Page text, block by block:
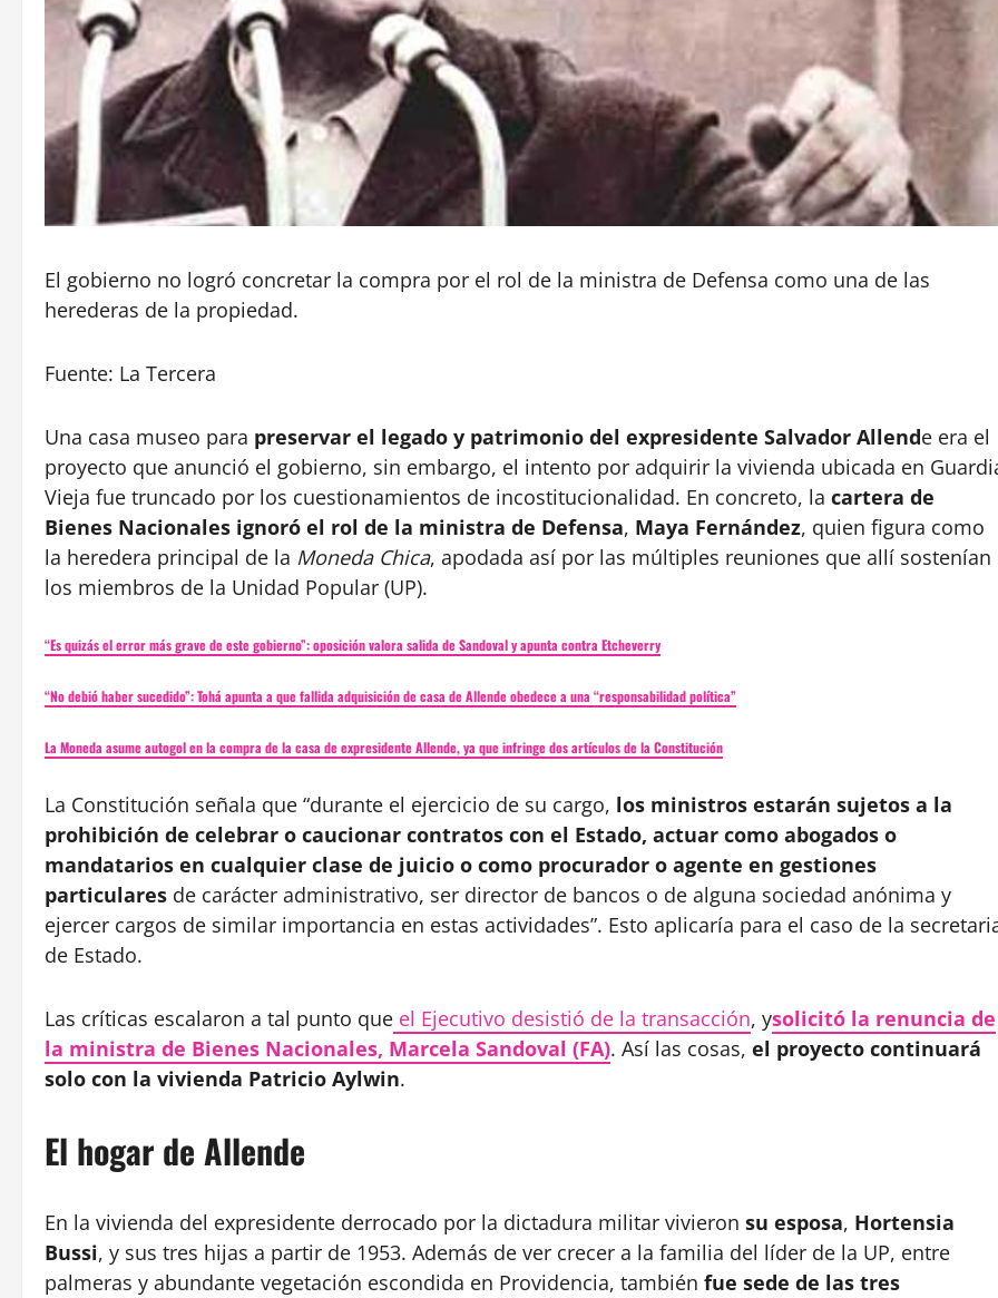
El gobierno no logró concretar la compra por el rol de la ministra de Defensa como una de las
herederas de la propiedad.
Fuente: La Tercera
Una casa museo para preservar el legado y patrimonio del expresidente Salvador Allende era el
proyecto que anunció el gobierno, sin embargo, el intento por adquirir la vivienda ubicada en
Vieja fue truncado por los cuestionamientos de incostitucionalidad. En concreto, la cartera de
Bienes Nacionales ignoró el rol de la ministra de Defensa, Maya Fernández, quien figura como
la heredera principal de la Moneda Chica, apodada así por las múltiples reuniones que allí sostenían
los miembros de la Unidad Popular (UP).
“Es quizás el error más grave de este gobierno”: oposición valora salida de Sandoval y apunta contra Etcheverry
“No debió haber sucedido”: Tohá apunta a que fallida adquisición de casa de Allende obedece a una “responsabilidad política”
La Moneda asume autogol en la compra de la casa de expresidente Allende, ya que infringe dos artículos de la Constitución
La Constitución señala que “durante el ejercicio de su cargo, los ministros estarán sujetos a la
prohibición de celebrar o caucionar contratos con el Estado, actuar como abogados o
mandatarios en cualquier clase de juicio o como procurador o agente en gestiones
particulares de carácter administrativo, ser director de bancos o de alguna sociedad anónima y
ejercer cargos de similar importancia en estas actividades”. Esto aplicaría para el caso de la
de Estado.
Las críticas escalaron a tal punto que el Ejecutivo desistió de la transacción, ysolicitó la renuncia de
la ministra de Bienes Nacionales, Marcela Sandoval (FA). Así las cosas, el proyecto continuará
solo con la vivienda Patricio Aylwin.
El hogar de Allende
En la vivienda del expresidente derrocado por la dictadura militar vivieron su esposa, Hortensia
Bussi, y sus tres hijas a partir de 1953. Además de ver crecer a la familia del líder de la UP, entre
palmeras y abundante vegetación escondida en Providencia, también fue sede de las tres